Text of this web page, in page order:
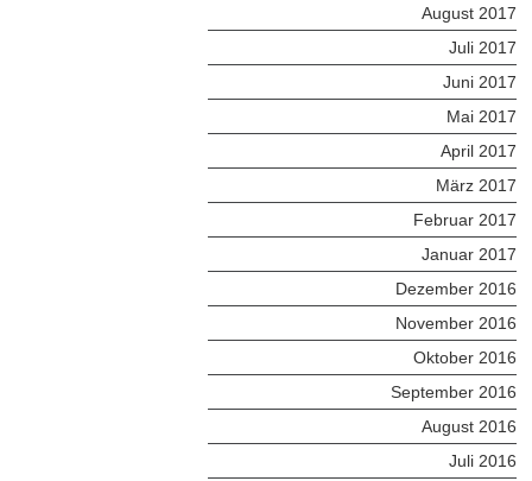
August 2017
Juli 2017
Juni 2017
Mai 2017
April 2017
März 2017
Februar 2017
Januar 2017
Dezember 2016
November 2016
Oktober 2016
September 2016
August 2016
Juli 2016